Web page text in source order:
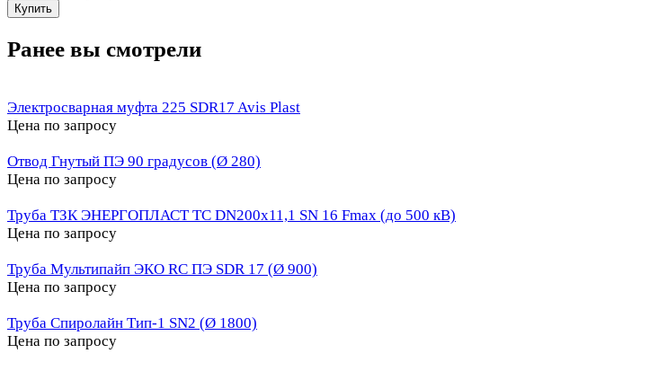
Ранее вы смотрели
Электросварная муфта 225 SDR17 Avis Plast
Цена по запросу
Отвод Гнутый ПЭ 90 градусов (Ø 280)
Цена по запросу
Труба ТЗК ЭНЕРГОПЛАСТ ТС DN200х11,1 SN 16 Fmax (до 500 кВ)
Цена по запросу
Труба Мультипайп ЭКО RC ПЭ SDR 17 (Ø 900)
Цена по запросу
Труба Спиролайн Тип-1 SN2 (Ø 1800)
Цена по запросу